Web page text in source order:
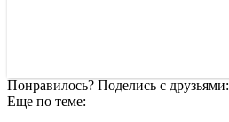
Понравилось? Поделись с друзьями:
Еще по теме: